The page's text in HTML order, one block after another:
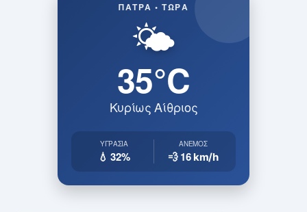
ΠΆΤΡΑ • ΤΏΡΑ
🌤️
35°C
Κυρίως Αίθριος
ΥΓΡΑΣΊΑ
💧 32%
ΆΝΕΜΟΣ
💨 16km/h